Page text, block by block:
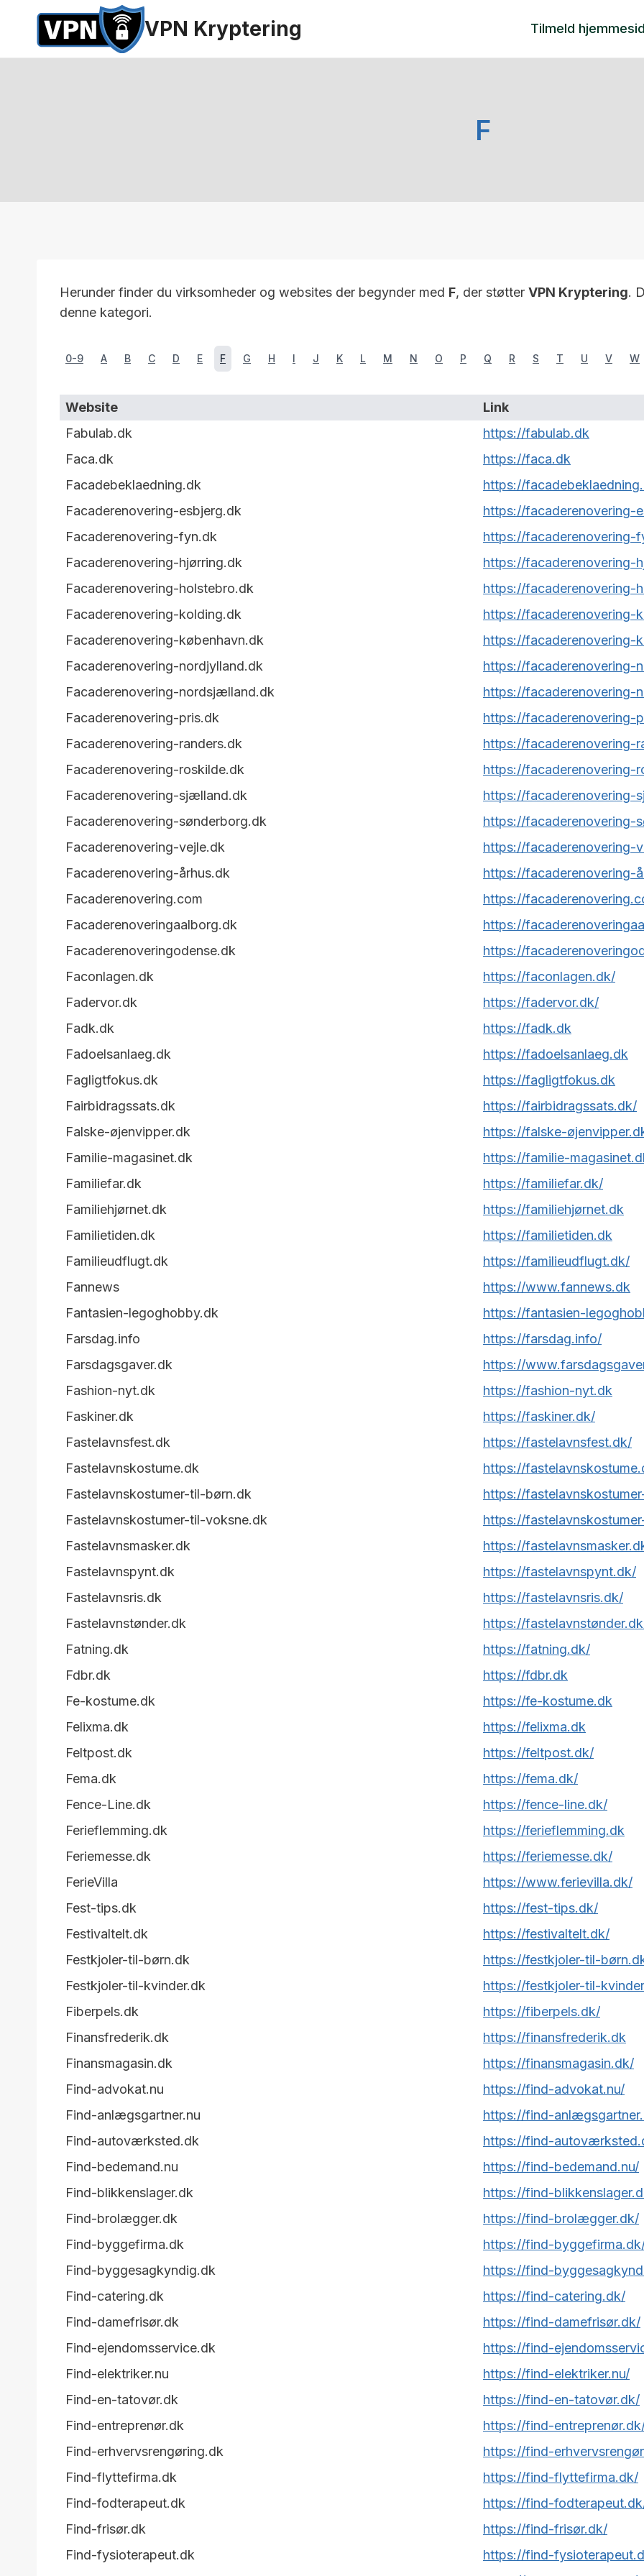
indhold
VPN Kryptering Tilmeld
F
Herunder finder du virksomheder og websites der begynder med F, der støtter VPN Kryptering.
denne kategori.
0-9 A B C D E F G H I J K L M N O P Q R S T U V W
Website
Link
Fabulab.dk
https://fabulab.dk
Faca.dk
https://faca.dk
Facadebeklaedning.dk
https://
Facaderenovering-esbjerg.dk
https://facaderenovering-
Facaderenovering-fyn.dk
https://facaderenovering-
Facaderenovering-hjørring.dk
https://facaderenovering-
Facaderenovering-holstebro.dk
https://facaderenovering-
Facaderenovering-kolding.dk
https://facaderenovering-
Facaderenovering-københavn.dk
https://facaderenovering-
Facaderenovering-nordjylland.dk
https://facaderenovering-
Facaderenovering-nordsjælland.dk
https://facaderenovering-
Facaderenovering-pris.dk
https://facaderenovering-
Facaderenovering-randers.dk
https://facaderenovering-
Facaderenovering-roskilde.dk
https://facaderenovering-
Facaderenovering-sjælland.dk
https://facaderenovering-
Facaderenovering-sønderborg.dk
https://facaderenovering-
Facaderenovering-vejle.dk
https://facaderenovering-
Facaderenovering-århus.dk
https://facaderenovering-
Facaderenovering.com
https://
Facaderenoveringaalborg.dk
https://
Facaderenoveringodense.dk
https://
Faconlagen.dk
https://faconlagen.dk/
Fadervor.dk
https://fadervor.dk/
Fadk.dk
https://fadk.dk
Fadoelsanlaeg.dk
https://fadoelsanlaeg.dk
Fagligtfokus.dk
https://fagligtfokus.dk
Fairbidragssats.dk
https://fairbidragssats.dk/
Falske-øjenvipper.dk
https://falske-
Familie-magasinet.dk
https://familie-
Familiefar.dk
https://familiefar.dk/
Familiehjørnet.dk
https://familiehjørnet.dk
Familietiden.dk
https://familietiden.dk
Familieudflugt.dk
https://familieudflugt.dk/
Fannews
https://www.fannews.dk
Fantasien-legoghobby.dk
https://fantasien-
Farsdag.info
https://farsdag.info/
Farsdagsgaver.dk
https://
Fashion-nyt.dk
https://fashion-nyt.dk
Faskiner.dk
https://faskiner.dk/
Fastelavnsfest.dk
https://fastelavnsfest.dk/
Fastelavnskostume.dk
https://
Fastelavnskostumer-til-børn.dk
https://
Fastelavnskostumer-til-voksne.dk
https://
Fastelavnsmasker.dk
https://
Fastelavnspynt.dk
https://fastelavnspynt.dk/
Fastelavnsris.dk
https://fastelavnsris.dk/
Fastelavnstønder.dk
https://
Fatning.dk
https://fatning.dk/
Fdbr.dk
https://fdbr.dk
Fe-kostume.dk
https://fe-kostume.dk
Felixma.dk
https://felixma.dk
Feltpost.dk
https://feltpost.dk/
Fema.dk
https://fema.dk/
Fence-Line.dk
https://fence-line.dk/
Ferieflemming.dk
https://ferieflemming.dk
Feriemesse.dk
https://feriemesse.dk/
FerieVilla
https://www.ferievilla.dk/
Fest-tips.dk
https://fest-tips.dk/
Festivaltelt.dk
https://festivaltelt.dk/
Festkjoler-til-børn.dk
https://festkjoler-til-
Festkjoler-til-kvinder.dk
https://festkjoler-til-
Fiberpels.dk
https://fiberpels.dk/
Finansfrederik.dk
https://finansfrederik.dk
Finansmagasin.dk
https://finansmagasin.dk/
Find-advokat.nu
https://find-advokat.nu/
Find-anlægsgartner.nu
https://find-
Find-autoværksted.dk
https://find-
Find-bedemand.nu
https://find-bedemand.nu/
Find-blikkenslager.dk
https://find-
Find-brolægger.dk
https://find-brolægger.dk/
Find-byggefirma.dk
https://find-
Find-byggesagkyndig.dk
https://find-
Find-catering.dk
https://find-catering.dk/
Find-damefrisør.dk
https://find-damefrisør.dk/
Find-ejendomsservice.dk
https://find-
Find-elektriker.nu
https://find-elektriker.nu/
Find-en-tatovør.dk
https://find-en-tatovør.dk/
Find-entreprenør.dk
https://find-
Find-erhvervsrengøring.dk
https://find-
Find-flyttefirma.dk
https://find-flyttefirma.dk/
Find-fodterapeut.dk
https://find-
Find-frisør.dk
https://find-frisør.dk/
Find-fysioterapeut.dk
https://find-